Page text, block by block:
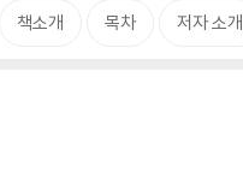
책소개 목차 저자 소개